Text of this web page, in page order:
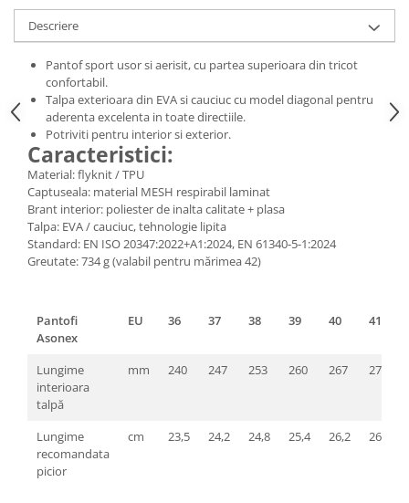
Sorturi
Pantaloni de lucru cu pieptar
Veste de lucru
Pentru femei
Bluze pentru femei
Fleece-uri
Halate
Jachete / Bluze salopeta
Pantaloni de lucru cu pieptar
Pantaloni de lucru in talie
Veste de lucru
Descriere
Pantof sport usor si aerisit, cu partea superioara din tricot
confortabil.
Talpa exterioara din EVA si cauciuc cu model diagonal pentru
aderenta excelenta in toate directiile.
Potriviti pentru interior si exterior.
Caracteristici:
Material: flyknit / TPU
Captuseala: material MESH respirabil laminat
Brant interior: poliester de inalta calitate + plasa
Talpa: EVA / cauciuc, tehnologie lipita
Standard: EN ISO 20347:2022+A1:2024, EN 61340-5-1:2024
Greutate: 734 g (valabil pentru mărimea 42)
Pantofi
Asonex
EU 36 37 38 39 40 41
Lungime
interioara
talpă
mm 240 247 253 260 267 273
Lungime
recomandata
picior
cm 23,5 24,2 24,8 25,4 26,2 26,8